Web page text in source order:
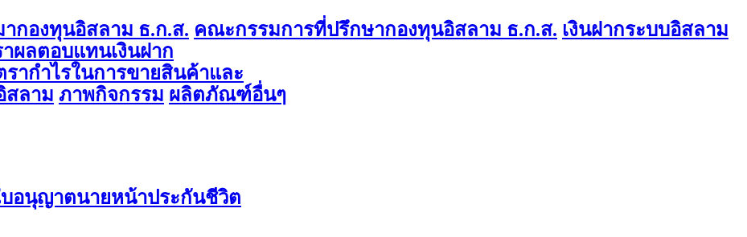
ากองทุนอิสลาม ธ.ก.ส. คณะกรรมการที่ปรึกษากองทุนอิสลาม ธ.ก.ส. เงินฝากระบบอิสลาม
ผลตอบแทนเงินฝาก
รากำไรในการขายสินค้าและ
สลาม ภาพกิจกรรม ผลิตภัณฑ์อื่นๆ
อนุญาตนายหน้าประกันชีวิต